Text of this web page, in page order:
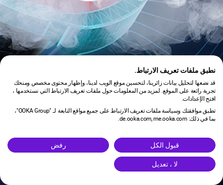
is under maintenance.
نطبق ملفات تعريف الارتباط.
قد نضعها لتحليل بيانات زائرينا، لتحسين موقع الويب لدينا، وإظهار محتوى مخصص ومنحك
تجربة رائعة على الموقع. لمزيد من المعلومات حول ملفات تعريف الارتباط التي نستخدمها ،
افتح الإعدادات.
تطبق موافقتك وسياسة ملفات تعريف الارتباط على جميع مواقع التابعة لـ "OOKA Group"،
بما في ذلك: de.ooka.com, me.ooka.com.
قبول الكل رفض
لا ، تعديل